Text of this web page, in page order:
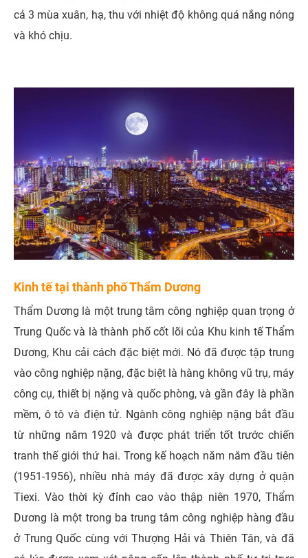
cả 3 mùa xuân, hạ, thu với nhiệt độ không quá nắng nóng
và khó chịu.
Kinh tế tại thành phố Thẩm Dương
Thẩm Dương là một trung tâm công nghiệp quan trọng ở
Trung Quốc và là thành phố cốt lõi của Khu kinh tế Thẩm
Dương, Khu cải cách đặc biệt mới. Nó đã được tập trung
vào công nghiệp nặng, đặc biệt là hàng không vũ trụ, máy
công cụ, thiết bị nặng và quốc phòng, và gần đây là phần
mềm, ô tô và điện tử. Ngành công nghiệp nặng bắt đầu
từ những năm 1920 và được phát triển tốt trước chiến
tranh thế giới thứ hai. Trong kế hoạch năm năm đầu tiên
(1951-1956), nhiều nhà máy đã được xây dựng ở quận
Tiexi. Vào thời kỳ đỉnh cao vào thập niên 1970, Thẩm
Dương là một trong ba trung tâm công nghiệp hàng đầu
ở Trung Quốc cùng với Thượng Hải và Thiên Tân, và đã